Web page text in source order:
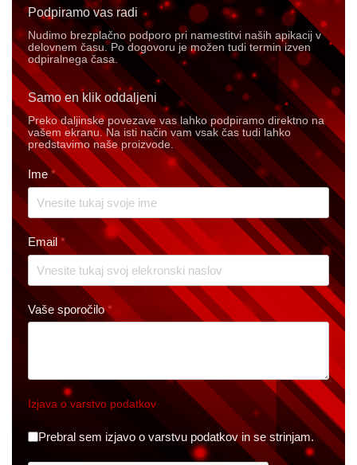
Podpiramo vas radi
Nudimo brezplačno podporo pri namestitvi naših apikacij v
delovnem času. Po dogovoru je možen tudi termin izven
odpiralnega časa.
Samo en klik oddaljeni
Preko daljinske povezave vas lahko podpiramo direktno na
vašem ekranu. Na isti način vam vsak čas tudi lahko
predstavimo naše proizvode.
Ime *
Email *
Vaše sporočilo*
Izjava o varstvo podatkov
Datenschutz*
Prebral sem izjavo o varstvu podatkov in se strinjam.